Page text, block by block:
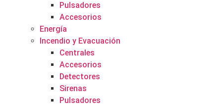
Pulsadores
Accesorios
Energía
Incendio y Evacuación
Centrales
Accesorios
Detectores
Sirenas
Pulsadores